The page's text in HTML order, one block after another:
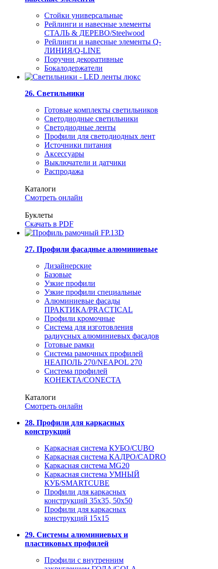
Стойки универсальные
Рейлинги и навесные элементы
СТАЛЬ & ДЕРЕВО/Steelwood
Рейлинги и навесные элементы Q-
ЛИНИЯ/Q-LINE
Поручни декоративные
Бокалодержатели
26. Светильники
Готовые комплекты светильников
Светодиодные светильники
Светодиодные ленты
Профили для светодиодных лент
Источники питания
Аксессуары
Выключатели и датчики
Распродажа
Каталоги
Смотреть онлайн
Буклеты
Скачать в PDF
27. Профили фасадные алюминиевые
Дизайнерские
Базовые
Узкие профили
Узкие профили специальные
Алюминиевые фасады
ПРАКТИКА/PRACTICAL
Профили кромочные
Система для изготовления
радиусных алюминиевых фасадов
Готовые рамки
Система рамочных профилей
НЕАПОЛЬ 270/NEAPOL 270
Система профилей
КОНЕКТА/CONECTA
Каталоги
Смотреть онлайн
28. Профили для каркасных
конструкций
Каркасная система КУБО/CUBO
Каркасная система КАДРО/CADRO
Каркасная система MG20
Каркасная система УМНЫЙ
КУБ/SMARTCUBE
Профили для каркасных
конструкций 35x35, 50x50
Профили для каркасных
конструкций 15х15
29. Системы алюминиевых и
пластиковых профилей
Профили с внутренним